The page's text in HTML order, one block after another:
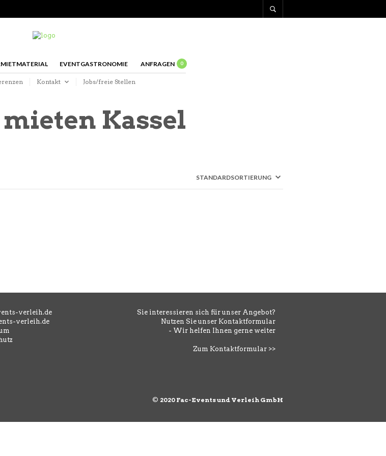
EVENTGASTRONOMIE ANFRAGEN 0
Kontakt Jobs/freie Stellen
Kassel
verleih.de
verleih.de
Sie interessieren sich für unser Angebot?
Nutzen Sie unser Kontaktformular
- Wir helfen Ihnen gerne weiter
Zum Kontaktformular >>
© 2020 Fac-Events und Verleih GmbH